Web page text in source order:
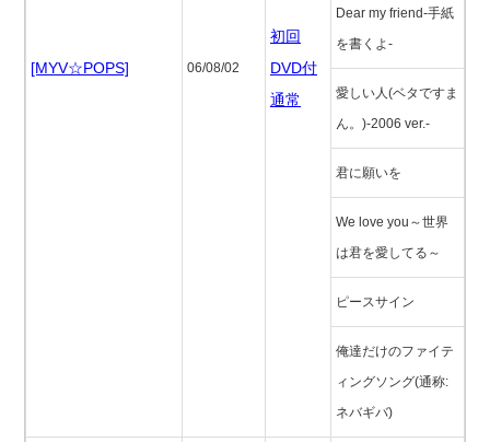
[MYV☆POPS] 06/08/02
初回
DVD付
通常
Dear my friend-手紙
を書くよ-
愛しい人(ベタですま
ん。)-2006 ver.-
君に願いを
We love you～世界
は君を愛してる～
ピースサイン
俺達だけのファイテ
ィングソング(通称:
ネバギバ)